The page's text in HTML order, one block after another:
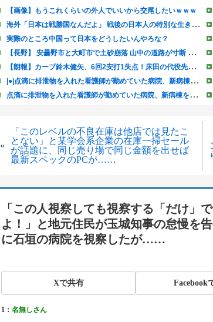
«
「このレベルの不良在庫は他店では見たこ
とない」と某学会系企業の在庫一掃セール
が話題に、同じ売り場で同じ金額を出せば
最新スペックのPCが……
「この人視察しても視察する「だけ」
よ！」と地元住民が玉城知事の怠慢を
に石垣の病院を視察したが……
Xで共有 Facebook
1： 名無しさん